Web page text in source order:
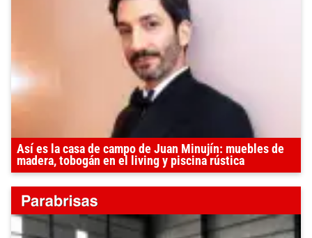
Así es la casa de campo de Juan Minujín: muebles de
madera, tobogán en el living y piscina rústica